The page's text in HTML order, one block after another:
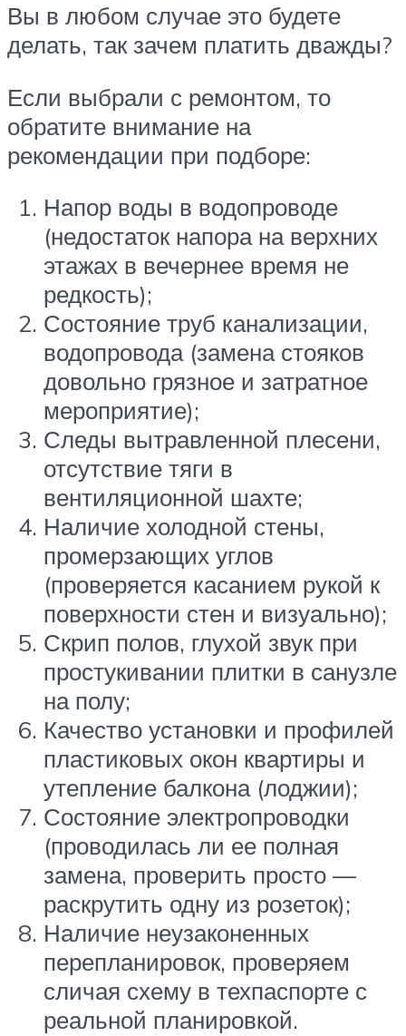
Вы в любом случае это будете
делать, так зачем платить дважды?
Если выбрали с ремонтом, то
обратите внимание на
рекомендации при подборе:
Напор воды в водопроводе
(недостаток напора на верхних
этажах в вечернее время не
редкость);
Состояние труб канализации,
водопровода (замена стояков
довольно грязное и затратное
мероприятие);
Следы вытравленной плесени,
отсутствие тяги в
вентиляционной шахте;
Наличие холодной стены,
промерзающих углов
(проверяется касанием рукой к
поверхности стен и визуально);
Скрип полов, глухой звук при
простукивании плитки в санузле
на полу;
Качество установки и профилей
пластиковых окон квартиры и
утепление балкона (лоджии);
Состояние электропроводки
(проводилась ли ее полная
замена, проверить просто —
раскрутить одну из розеток);
Наличие неузаконенных
перепланировок, проверяем
сличая схему в техпаспорте с
реальной планировкой.